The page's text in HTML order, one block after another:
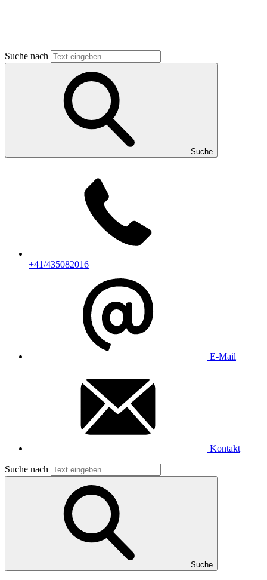
Suche nach
Suche
+41/435082016
E-Mail
Kontakt
Suche nach
Suche